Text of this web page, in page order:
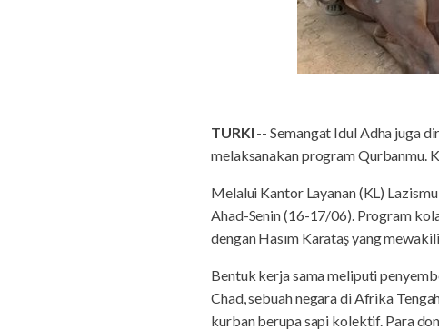
TURKI -- Semangat Idul Adha juga
melaksanakan program Qurbanmu.
Melalui Kantor Layanan (KL)
Ahad-Senin (16-17/06). Program
dengan Hasım Karataş yang
Bentuk kerja sama meliputi
Chad, sebuah negara di Afrika
kurban berupa sapi kolektif. Para